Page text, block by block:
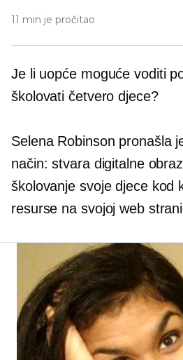
11 min je pročitao
Je li uopće moguće voditi
školovati četvero djece?
Selena Robinson pronašla
način: stvara digitalne
školovanje svoje djece kod
resurse na svojoj web